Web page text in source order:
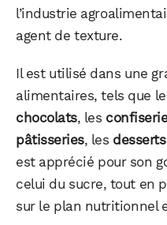
l’industrie
agent de texture.
Il est utilisé dans une
alimentaires, tels que
chocolats, les
pâtisseries, les desserts
est apprécié pour son
celui du sucre, tout en
sur le plan nutritionnel